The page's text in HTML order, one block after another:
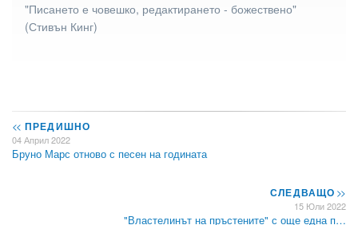
"Писането е човешко, редактирането - божествено"
(Стивън Кинг)
<< ПРЕДИШНО
04 Април 2022
Бруно Марс отново с песен на годината
СЛЕДВАЩО>>
15 Юли 2022
"Властелинът на пръстените" с още една п…